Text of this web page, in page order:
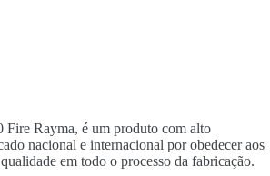
Fire Rayma, é um produto com alto
nacional e internacional por obedecer aos
em todo o processo da fabricação.